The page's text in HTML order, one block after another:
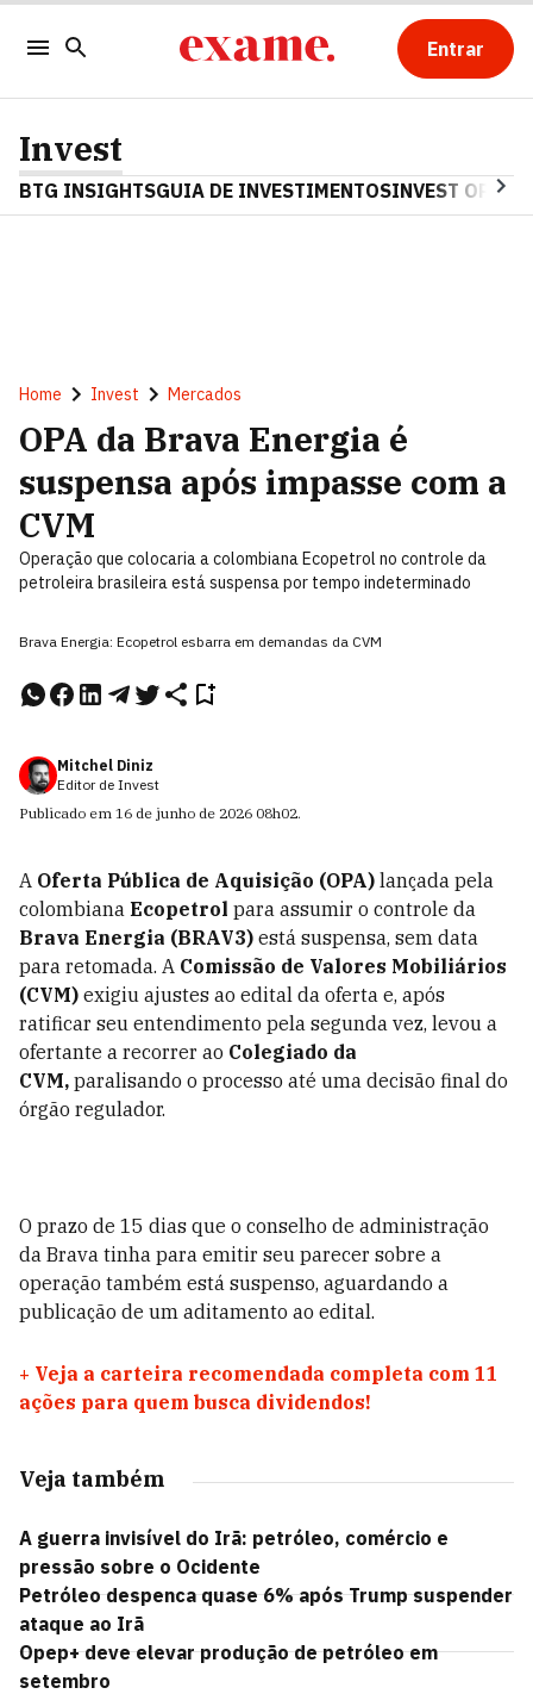
Entrar
Invest
BTG INSIGHTSGUIA DE INVESTIMENTOSINVEST OPINA
Home Invest Mercados
OPA da Brava Energia é
suspensa após impasse com a
CVM
Operação que colocaria a colombiana Ecopetrol no controle da
petroleira brasileira está suspensa por tempo indeterminado
Brava Energia: Ecopetrol esbarra em demandas da CVM
Mitchel Diniz
Editor de Invest
Publicado em 16 de junho de 2026 08h02.
A Oferta Pública de Aquisição (OPA) lançada pela
colombiana Ecopetrol para assumir o controle da
Brava Energia (BRAV3) está suspensa, sem data
para retomada. A Comissão de Valores Mobiliários
(CVM) exigiu ajustes ao edital da oferta e, após
ratificar seu entendimento pela segunda vez, levou a
ofertante a recorrer ao Colegiado da
CVM, paralisando o processo até uma decisão final do
órgão regulador.
O prazo de 15 dias que o conselho de administração
da Brava tinha para emitir seu parecer sobre a
operação também está suspenso, aguardando a
publicação de um aditamento ao edital.
+ Veja a carteira recomendada completa com 11
ações para quem busca dividendos!
Veja também
A guerra invisível do Irã: petróleo, comércio e
pressão sobre o Ocidente
Petróleo despenca quase 6% após Trump suspender
ataque ao Irã
Opep+ deve elevar produção de petróleo em
setembro